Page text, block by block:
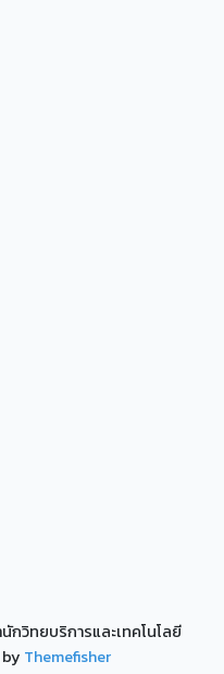
วิทยบริการและเทคโนโลยี
Themefisher